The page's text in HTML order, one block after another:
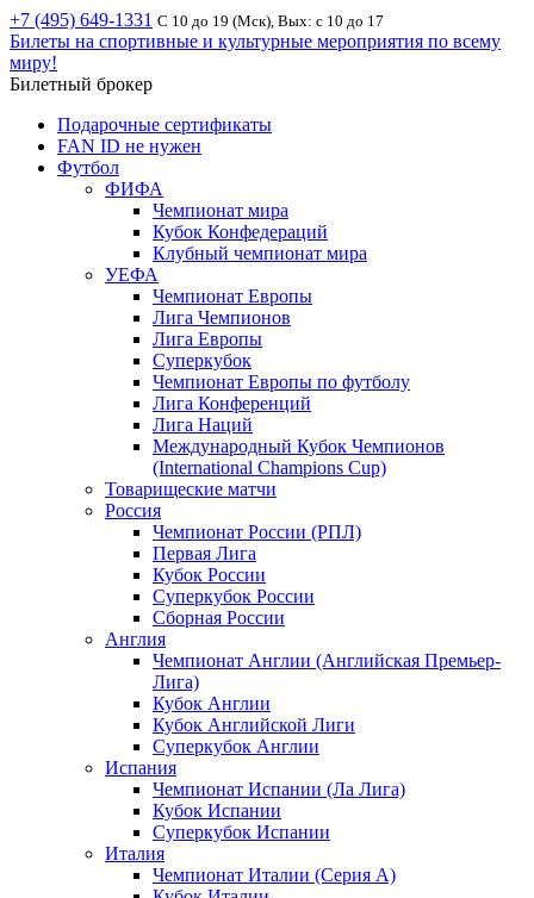
+7 (495) 649-1331 С 10 до 19 (Мск), Вых: с 10 до 17
Билеты на спортивные и культурные мероприятия по всему
миру!
Билетный брокер
Подарочные сертификаты
FAN ID не нужен
Футбол
ФИФА
Чемпионат мира
Кубок Конфедераций
Клубный чемпионат мира
УЕФА
Чемпионат Европы
Лига Чемпионов
Лига Европы
Суперкубок
Чемпионат Европы по футболу
Лига Конференций
Лига Наций
Международный Кубок Чемпионов
(International Champions Cup)
Товарищеские матчи
Россия
Чемпионат России (РПЛ)
Первая Лига
Кубок России
Суперкубок России
Сборная России
Англия
Чемпионат Англии (Английская Премьер-
Лига)
Кубок Англии
Кубок Английской Лиги
Суперкубок Англии
Испания
Чемпионат Испании (Ла Лига)
Кубок Испании
Суперкубок Испании
Италия
Чемпионат Италии (Серия А)